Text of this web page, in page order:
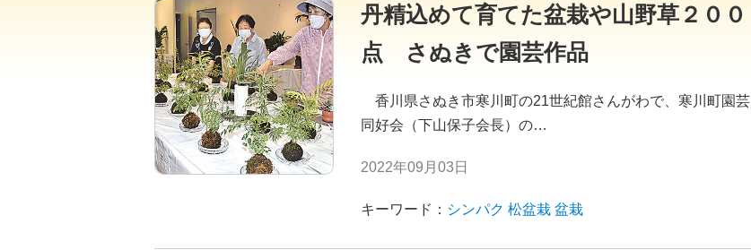
丹精込めて育てた盆栽や山野草２００
点 さぬきで園芸作品
香川県さぬき市寒川町の21世紀館さんがわで、寒川町園芸
同好会（下山保子会長）の…
2022年09月03日
キーワード： シンパク 松盆栽 盆栽